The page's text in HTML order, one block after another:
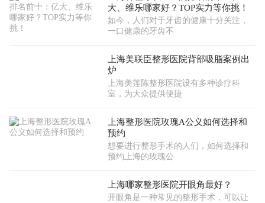
大、维乐哪家好？TOP实力等你挑！
如今，人们对于牙齿的健康十分关注，
一口健康的牙齿不
上海美联臣整形医院背部吸脂案例出
炉
上海美莲陈整形医院设有多种诊疗科
室，为大众提供便捷
上海整形医院玫瑰A公义如何选择和
预约
想要进行整形手术的人们，如何选择和
预约上海的玫瑰公
上海哪家整形医院开眼角最好？
开眼角是一种常见的整形手术，可以让